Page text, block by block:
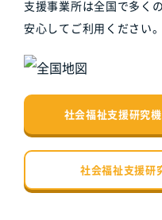
支援事業所は全国で多く
安心してご利用ください。
社会福祉支援研究
社会福祉支援研